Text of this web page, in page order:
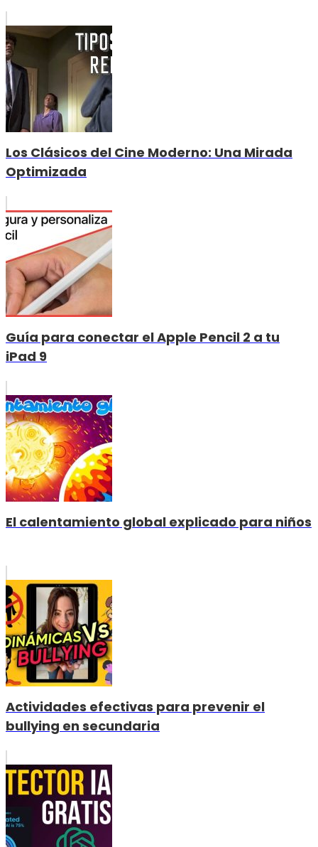
Los Clásicos del Cine Moderno: Una Mirada
Optimizada
Guía para conectar el Apple Pencil 2 a tu
iPad 9
El calentamiento global explicado para niños
Actividades efectivas para prevenir el
bullying en secundaria